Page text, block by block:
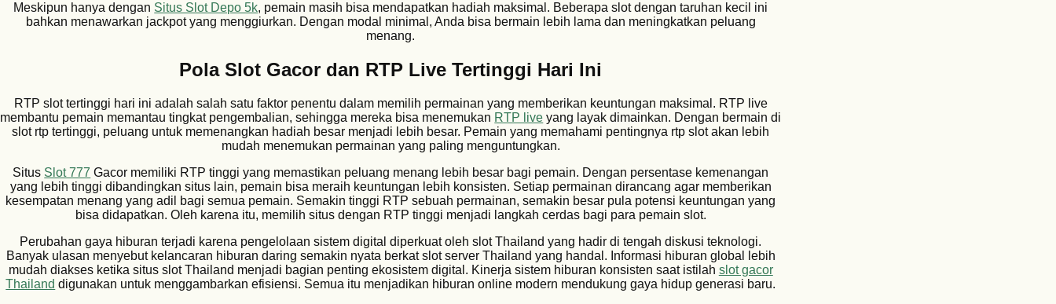
Meskipun hanya dengan Situs Slot Depo 5k, pemain masih bisa mendapatkan hadiah maksimal. Beberapa slot dengan taruhan kecil ini
bahkan menawarkan jackpot yang menggiurkan. Dengan modal minimal, Anda bisa bermain lebih lama dan meningkatkan peluang
menang.
Pola Slot Gacor dan RTP Live Tertinggi Hari Ini
RTP slot tertinggi hari ini adalah salah satu faktor penentu dalam memilih permainan yang memberikan keuntungan maksimal. RTP live
membantu pemain memantau tingkat pengembalian, sehingga mereka bisa menemukan RTP live yang layak dimainkan. Dengan bermain di
slot rtp tertinggi, peluang untuk memenangkan hadiah besar menjadi lebih besar. Pemain yang memahami pentingnya rtp slot akan lebih
mudah menemukan permainan yang paling menguntungkan.
Situs Slot 777 Gacor memiliki RTP tinggi yang memastikan peluang menang lebih besar bagi pemain. Dengan persentase kemenangan
yang lebih tinggi dibandingkan situs lain, pemain bisa meraih keuntungan lebih konsisten. Setiap permainan dirancang agar memberikan
kesempatan menang yang adil bagi semua pemain. Semakin tinggi RTP sebuah permainan, semakin besar pula potensi keuntungan yang
bisa didapatkan. Oleh karena itu, memilih situs dengan RTP tinggi menjadi langkah cerdas bagi para pemain slot.
Perubahan gaya hiburan terjadi karena pengelolaan sistem digital diperkuat oleh slot Thailand yang hadir di tengah diskusi teknologi.
Banyak ulasan menyebut kelancaran hiburan daring semakin nyata berkat slot server Thailand yang handal. Informasi hiburan global lebih
mudah diakses ketika situs slot Thailand menjadi bagian penting ekosistem digital. Kinerja sistem hiburan konsisten saat istilah slot gacor
Thailand digunakan untuk menggambarkan efisiensi. Semua itu menjadikan hiburan online modern mendukung gaya hidup generasi baru.